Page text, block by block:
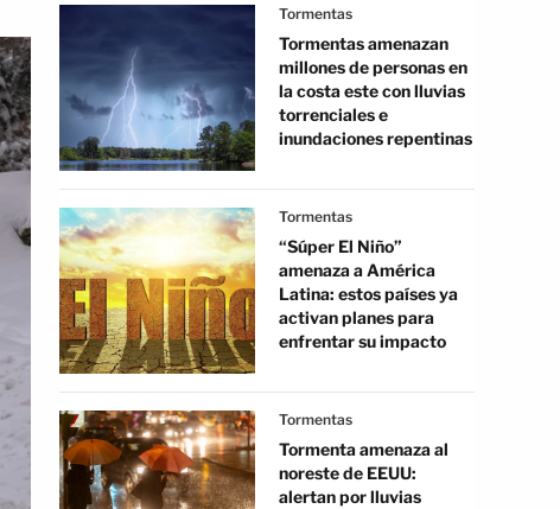
Tormentas
Tormentas amenazan
millones de personas en
la costa este con lluvias
torrenciales e
inundaciones repentinas
Tormentas
“Súper El Niño”
amenaza a América
Latina: estos países ya
activan planes para
enfrentar su impacto
Tormentas
Tormenta amenaza al
noreste de EEUU:
alertan por lluvias